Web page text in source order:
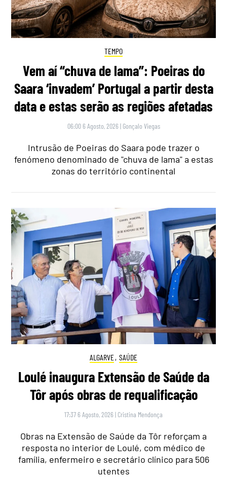
TEMPO
Vem aí “chuva de lama”: Poeiras do
Saara ‘invadem’ Portugal a partir desta
data e estas serão as regiões afetadas
06:00 6 Agosto, 2026 | Gonçalo Viegas
Intrusão de Poeiras do Saara pode trazer o
fenómeno denominado de "chuva de lama" a estas
zonas do território continental
ALGARVE, SAÚDE
Loulé inaugura Extensão de Saúde da
Tôr após obras de requalificação
17:37 6 Agosto, 2026 | Cristina Mendonça
Obras na Extensão de Saúde da Tôr reforçam a
resposta no interior de Loulé, com médico de
família, enfermeiro e secretário clínico para 506
utentes